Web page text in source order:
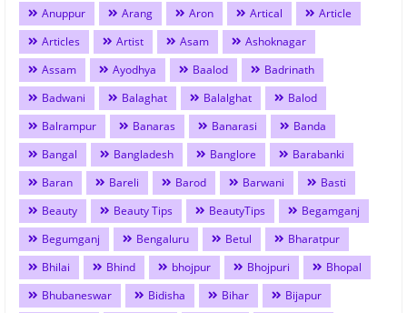
Anuppur Arang Aron Artical
Article
Articles
Artist Asam
Ashoknagar
Assam
Ayodhya Baalod
Badrinath
Badwani
Balaghat Balalghat
Balod
Balrampur
Banaras Banarasi
Banda
Bangal
Bangladesh Banglore
Barabanki
Baran
Bareli Barod Barwani
Basti
Beauty
Beauty Tips BeautyTips
Begamganj
Begumganj
Bengaluru Betul
Bharatpur
Bhilai
Bhind bhojpur Bhojpuri
Bhopal
Bhubaneswar
Bidisha Bihar
Bijapur